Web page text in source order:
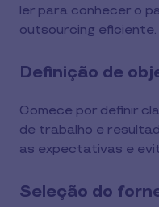
ler para conhecer o
outsourcing eficiente.
Definição de
Comece por definir
de trabalho e
as expectativas e
Seleção do